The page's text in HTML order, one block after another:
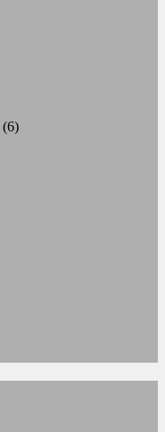
(6)